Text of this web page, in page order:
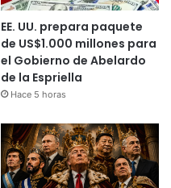
EE. UU. prepara paquete
de US$1.000 millones para
el Gobierno de Abelardo
de la Espriella
Hace 5 horas